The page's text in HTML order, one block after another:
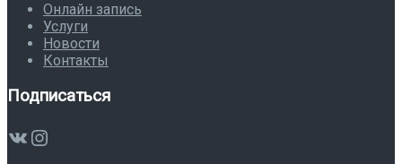
Онлайн запись
Услуги
Новости
Контакты
Подписаться
ВКонтакте
Instagram